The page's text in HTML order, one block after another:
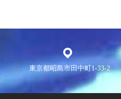
東京都昭島市田中町1-33-2